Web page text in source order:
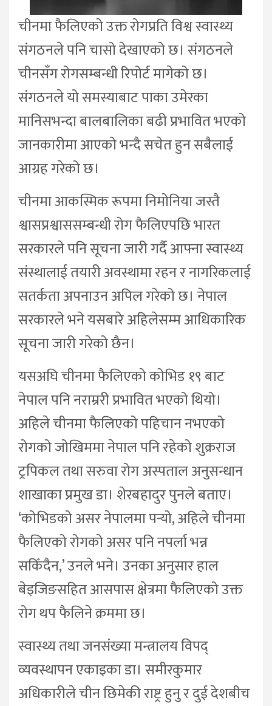
चीनमा फैलिएको उक्त रोगप्रति विश्व स्वास्थ्य
संगठनले पनि चासो देखाएको छ। संगठनले
चीनसँग रोगसम्बन्धी रिपोर्ट मागेको छ।
संगठनले यो समस्याबाट पाका उमेरका
मानिसभन्दा बालबालिका बढी प्रभावित भएको
जानकारीमा आएको भन्दै सचेत हुन सबैलाई
आग्रह गरेको छ।
चीनमा आकस्मिक रूपमा निमोनिया जस्तै
श्वासप्रश्वाससम्बन्धी रोग फैलिएपछि भारत
सरकारले पनि सूचना जारी गर्दै आफ्ना स्वास्थ्य
संस्थालाई तयारी अवस्थामा रहन र नागरिकलाई
सतर्कता अपनाउन अपिल गरेको छ। नेपाल
सरकारले भने यसबारे अहिलेसम्म आधिकारिक
सूचना जारी गरेको छैन।
यसअघि चीनमा फैलिएको कोभिड १९ बाट
नेपाल पनि नराम्ररी प्रभावित भएको थियो।
अहिले चीनमा फैलिएको पहिचान नभएको
रोगको जोखिममा नेपाल पनि रहेको शुक्रराज
ट्रपिकल तथा सरुवा रोग अस्पताल अनुसन्धान
शाखाका प्रमुख डा। शेरबहादुर पुनले बताए।
‘कोभिडको असर नेपालमा पर्‍यो, अहिले चीनमा
फैलिएको रोगको असर पनि नपर्ला भन्न
सकिँदैन,’ उनले भने। उनका अनुसार हाल
बेइजिङसहित आसपास क्षेत्रमा फैलिएको उक्त
रोग थप फैलिने क्रममा छ।
स्वास्थ्य तथा जनसंख्या मन्त्रालय विपद्
व्यवस्थापन एकाइका डा। समीरकुमार
अधिकारीले चीन छिमेकी राष्ट्र हुनु र दुई देशबीच